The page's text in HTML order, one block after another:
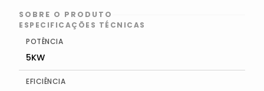
SOBRE O PRODUTO
ESPECIFICAÇÕES TÉCNICAS
POTÊNCIA
5KW
EFICIÊNCIA